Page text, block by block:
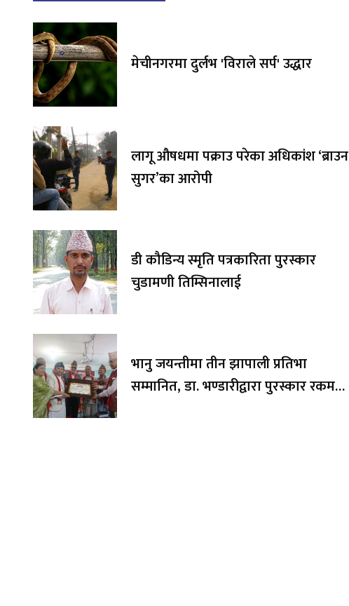
मेचीनगरमा दुर्लभ 'विराले सर्प' उद्धार
लागू औषधमा पक्राउ परेका अधिकांश ‘ब्राउन
सुगर’का आरोपी
डी कौडिन्य स्मृति पत्रकारिता पुरस्कार
चुडामणी तिम्सिनालाई
भानु जयन्तीमा तीन झापाली प्रतिभा
सम्मानित, डा. भण्डारीद्वारा पुरस्कार रकम